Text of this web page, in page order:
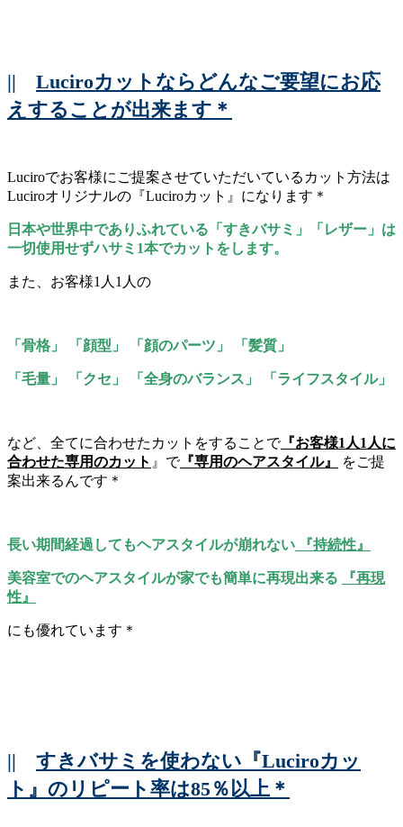
|| Luciroカットならどんなご要望にお応
えすることが出来ます＊
Luciroでお客様にご提案させていただいているカット方法は
Luciroオリジナルの『Luciroカット』になります＊
日本や世界中でありふれている「すきバサミ」「レザー」は
一切使用せずハサミ1本でカットをします。
また、お客様1人1人の
「骨格」 「顔型」 「顔のパーツ」 「髪質」
「毛量」 「クセ」 「全身のバランス」 「ライフスタイル」
など、全てに合わせたカットをすることで『お客様1人1人に
合わせた専用のカット 』で『専用のヘアスタイル』
をご提
案出来るんです＊
長い期間経過してもヘアスタイルが崩れない 『持続性』
美容室でのヘアスタイルが家でも簡単に再現出来る
『再現
性』
にも優れています＊
|| すきバサミを使わない『Luciroカッ
ト』のリピート率は85％以上＊